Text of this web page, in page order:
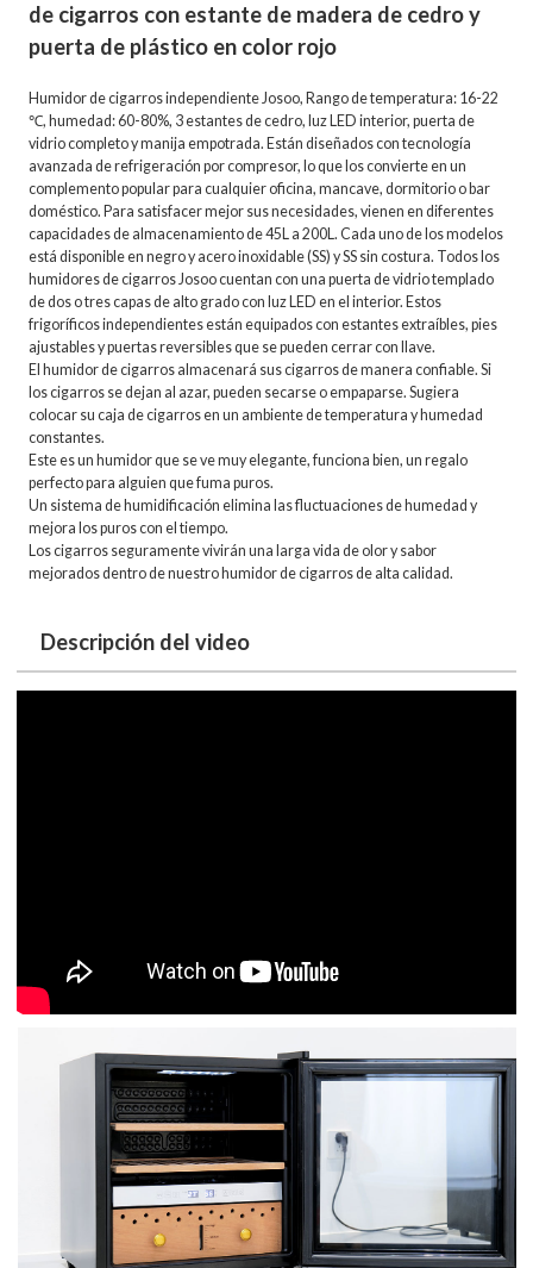
de cigarros con estante de madera de cedro y
puerta de plástico en color rojo
Humidor de cigarros independiente Josoo, Rango de temperatura: 16-22
℃, humedad: 60-80%, 3 estantes de cedro, luz LED interior, puerta de
vidrio completo y manija empotrada. Están diseñados con tecnología
avanzada de refrigeración por compresor, lo que los convierte en un
complemento popular para cualquier oficina, mancave, dormitorio o bar
doméstico. Para satisfacer mejor sus necesidades, vienen en diferentes
capacidades de almacenamiento de 45L a 200L. Cada uno de los modelos
está disponible en negro y acero inoxidable (SS) y SS sin costura. Todos los
humidores de cigarros Josoo cuentan con una puerta de vidrio templado
de dos o tres capas de alto grado con luz LED en el interior. Estos
frigoríficos independientes están equipados con estantes extraíbles, pies
ajustables y puertas reversibles que se pueden cerrar con llave.
El humidor de cigarros almacenará sus cigarros de manera confiable. Si
los cigarros se dejan al azar, pueden secarse o empaparse. Sugiera
colocar su caja de cigarros en un ambiente de temperatura y humedad
constantes.
Este es un humidor que se ve muy elegante, funciona bien, un regalo
perfecto para alguien que fuma puros.
Un sistema de humidificación elimina las fluctuaciones de humedad y
mejora los puros con el tiempo.
Los cigarros seguramente vivirán una larga vida de olor y sabor
mejorados dentro de nuestro humidor de cigarros de alta calidad.
Descripción del video